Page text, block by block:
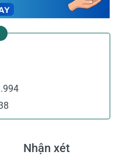
Nhận xét